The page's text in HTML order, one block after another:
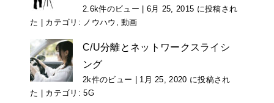
2.6k件のビュー
6月 25, 2015 に投稿され
た
カテゴリ: ノウハウ ,動画
C/U分離とネットワークスライシ
ング
2k件のビュー
1月 25, 2020 に投稿され
た
カテゴリ:5G